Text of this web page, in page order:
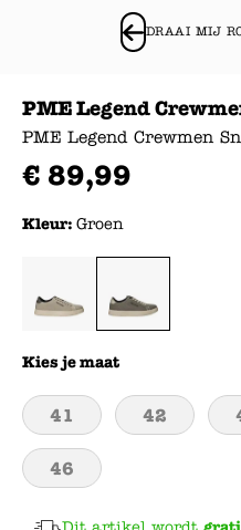
DRAAI MIJ
PME Legend
PME Legend Crewmen
€ 89,99
Kleur: Groen
Kies je maat
41 42
46